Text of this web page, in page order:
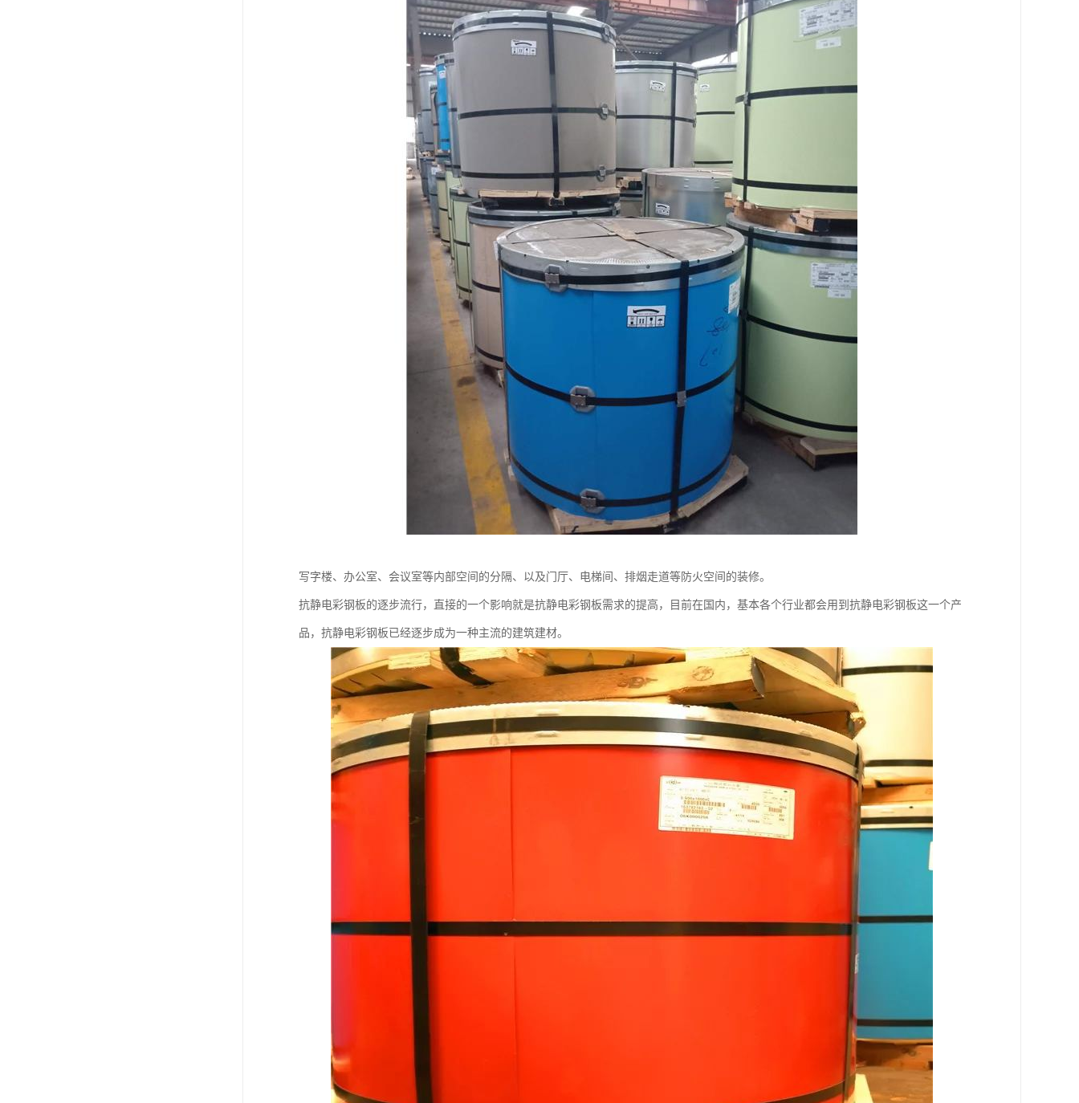
写字楼、办公室、会议室等内部空间的分隔、以及门厅、电梯间、排烟走道等防火空间的装修。
抗静电彩钢板的逐步流行，直接的一个影响就是抗静电彩钢板需求的提高，目前在国内，基本各个行业都会用到抗静电彩钢板这一个产
品，抗静电彩钢板已经逐步成为一种主流的建筑建材。